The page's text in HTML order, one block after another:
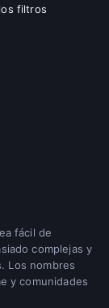
filtros
fácil de
complejas y
Los nombres
y comunidades